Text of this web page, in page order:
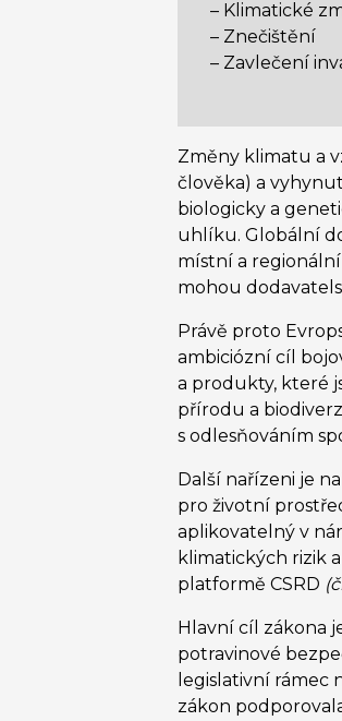
– Klimatické
– Znečištění
– Zavlečení
Změny klimatu a
člověka) a
biologicky a
uhlíku. Globální
místní a
mohou
Právě proto
ambiciózní cíl
a produkty, které
přírodu a
s odlesňováním
Další nařízeni je
pro životní
aplikovatelný v
klimatických rizik
platformě CSRD
Hlavní cíl zákona
potravinové
legislativní rámec
zákon